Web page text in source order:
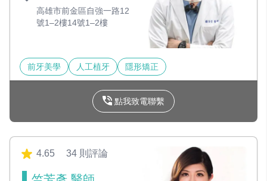
高雄市前金區自強一路12
號1–2樓14號1–2樓
前牙美學 人工植牙 隱形矯正
點我致電聯繫
4.65 34 則評論